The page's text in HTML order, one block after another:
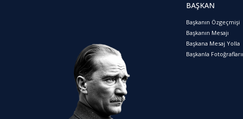
BAŞKAN
Başkanın Özgeçmişi
Başkanın Mesajı
Başkana Mesaj Yolla
Başkanla